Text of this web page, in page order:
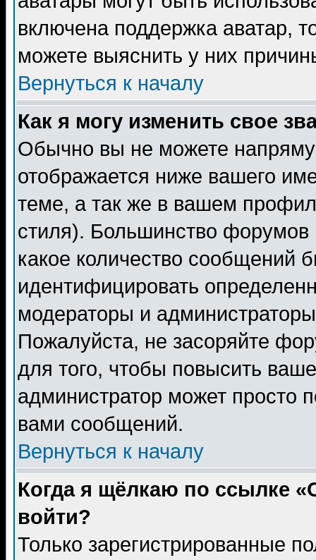
включена поддержка аватар,
можете выяснить у них
Вернуться к началу
Как я могу изменить свое
Обычно вы не можете
отображается ниже вашего
теме, а так же в вашем
стиля). Большинство форумов
какое количество сообщений
идентифицировать
модераторы и
Пожалуйста, не засоряйте
для того, чтобы повысить
администратор может просто
вами сообщений.
Вернуться к началу
Когда я щёлкаю по ссылке
войти?
Только зарегистрированные